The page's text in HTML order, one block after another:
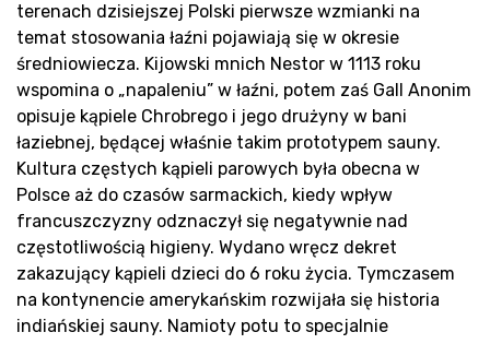
terenach dzisiejszej Polski pierwsze wzmianki na
temat stosowania łaźni pojawiają się w okresie
średniowiecza. Kijowski mnich Nestor w 1113 roku
wspomina o „napaleniu” w łaźni, potem zaś Gall Anonim
opisuje kąpiele Chrobrego i jego drużyny w bani
łaziebnej, będącej właśnie takim prototypem sauny.
Kultura częstych kąpieli parowych była obecna w
Polsce aż do czasów sarmackich, kiedy wpływ
francuszczyzny odznaczył się negatywnie nad
częstotliwością higieny. Wydano wręcz dekret
zakazujący kąpieli dzieci do 6 roku życia. Tymczasem
na kontynencie amerykańskim rozwijała się historia
indiańskiej sauny. Namioty potu to specjalnie